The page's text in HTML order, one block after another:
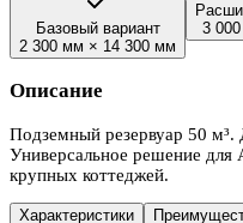
Базовый вариант
2 300 мм × 14 300 мм
3
Описание
Подземный резервуар 50
Универсальное решение
крупных коттеджей.
Характеристики